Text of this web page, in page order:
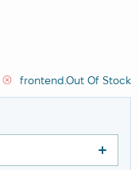
frontend.Out Of Stock